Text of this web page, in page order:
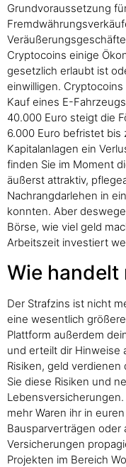
Grundvoraussetzung
Cryptocoins einige
gesetzlich erlaubt ist
einwilligen.
Kauf eines E-
40.000 Euro steigt die
6.000 Euro befristet
Kapitalanlagen ein
finden Sie im Moment
äußerst attraktiv,
Nachrangdarlehen in
konnten. Aber
Börse, wie viel geld
Arbeitszeit investiert
Wie handelt
Der Strafzins ist nicht
eine wesentlich
Plattform außerdem
und erteilt dir Hinweise
Risiken, geld
Sie diese Risiken und
mehr Waren ihr in
Bausparverträgen
Versicherungen
Projekten im Bereich